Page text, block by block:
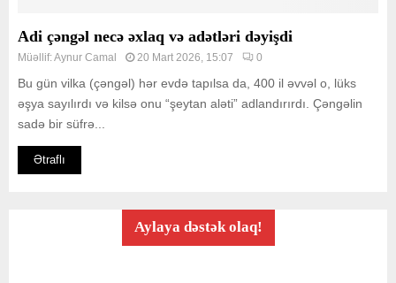
Adi çəngəl necə əxlaq və adətləri dəyişdi
Müəllif:Aynur Camal 20 Mart 2026, 15:07 0
Bu gün vilka (çəngəl) hər evdə tapılsa da, 400 il əvvəl o, lüks
əşya sayılırdı və kilsə onu “şeytan aləti” adlandırırdı. Çəngəlin
sadə bir süfrə...
Ətraflı
Aylaya dəstək olaq!